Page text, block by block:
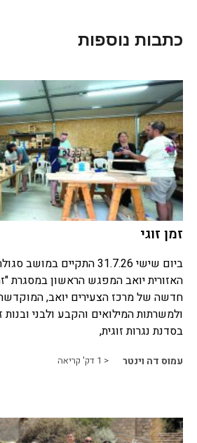
כתבות נוספות
זמן זוגי
ביום שישי 31.7.26 התקיים
האזורית יואב המפגש הראשון במסגרת
חדשה של מרכז הצעירים יואב,
ולמשרתות המילואים והקבע ולבני
בסדנת נגרות זוגית,
עמוס דה וינטר < 1 דק' קריאה